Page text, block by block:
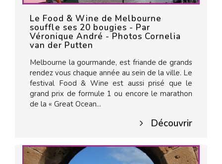
Le Food & Wine de Melbourne
souffle ses 20 bougies - Par
Véronique André - Photos Cornelia
van der Putten
Melbourne la gourmande, est friande de grands
rendez vous chaque année au sein de la ville. Le
festival Food & Wine est aussi prisé que le
grand prix de formule 1 ou encore le marathon
de la « Great Ocean...
Découvrir